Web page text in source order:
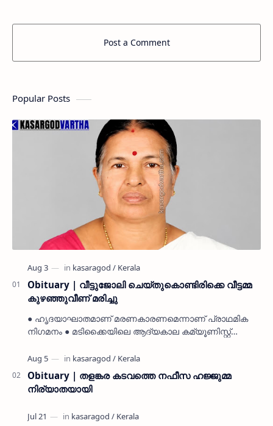
Post a Comment
Popular Posts
Obituary | വീട്ടുജോലി ചെയ്തുകൊണ്ടിരിക്കെ വീട്ടമ്മ
കുഴഞ്ഞുവീണ് മരിച്ചു
● ഹൃദയാഘാതമാണ് മരണകാരണമെന്നാണ് പ്രാഥമിക
നിഗമനം ● മടിക്കൈയിലെ ആദ്യകാല കമ്യൂണിസ്റ്റ്
മകളാണ് ● വിവരമറിഞ്ഞ് ജനപ്ര…
Obituary | തളങ്കര കടവത്തെ നഫീസ ഹജ്ജുമ്മ
നിര്യാതയായി